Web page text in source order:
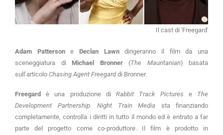
Il cast di 'Freegard'
Adam Pattersone Declan Lawndirigeranno il film da una
sceneggiatura di Michael Bronner(The Mauritanian) basata
sull’articolo Chasing Agent Freegard di Bronner.
Freegard è una produzione diRabbit Track Pictures e The
Development Partnership. Night Train Media sta finanziando
completamente, controlla i diritti in tutto il mondo ed è entrato a far
parte del progetto come co-produttore. Il film è prodotto in